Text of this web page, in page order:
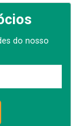
do nosso